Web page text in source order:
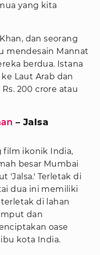
yang kita
dan seorang
mendesain Mannat
berdua. Istana
Laut Arab dan
200 crore atau
– Jalsa
film ikonik India,
besar Mumbai
'Jalsa.' Terletak di
dua ini memiliki
di lahan
dan
oase
kota India.